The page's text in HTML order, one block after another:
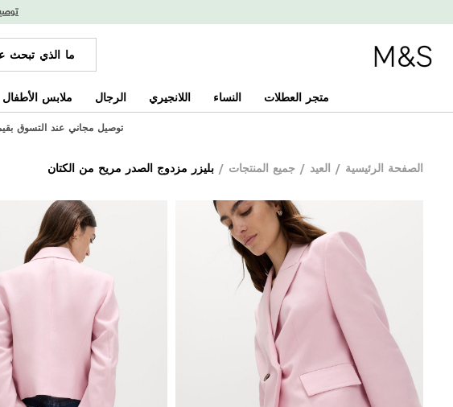
متجر العطلات النساء اللانجيري الرجال ملابس الأطفال
توصيل مجاني عند التسوق بقيمة 20 د.ك أو
الصفحة الرئيسية / العيد / جميع المنتجات / بليزر مزدوج الصدر مريح من الكتان